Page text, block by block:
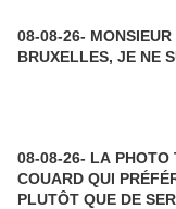
08-08-26-
08-08-26- LA PHOTO TRUQUÉE D'UN
COUARD QUI
PLUTÔT QUE DE